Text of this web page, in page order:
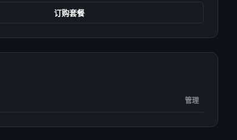
订购套餐
管理